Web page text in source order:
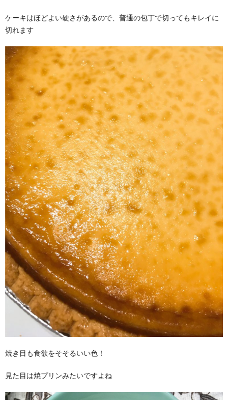
ケーキはほどよい硬さがあるので、普通の包丁で切ってもキレイに
切れます
焼き目も食欲をそそるいい色！
見た目は焼プリンみたいですよね